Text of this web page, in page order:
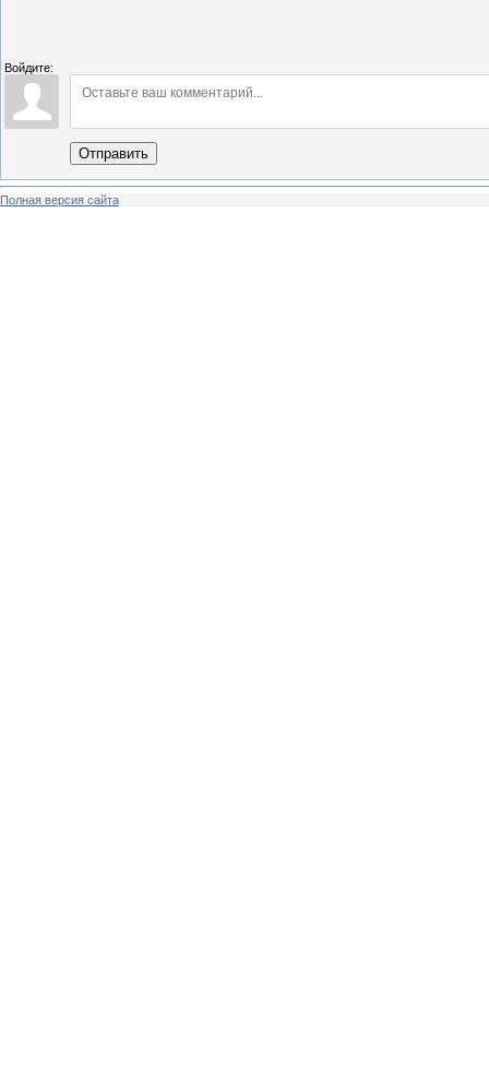
Войдите:
Отправить
Полная версия сайта